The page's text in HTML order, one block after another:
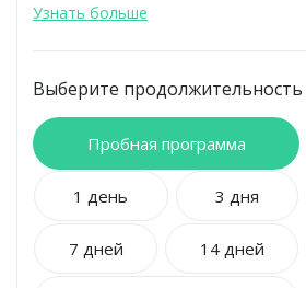
чернослив), сахар, картофель,
Блюда от шеф-повара,
Все необходимые полезные
Баланс белков, жиров и углеводов.
Подбор рациона по вашим
Функционально-лечебный протокол
лечения и профилактики сахарного
нарушение обмена веществ у
Узнать больше
Выберите
Пробная программа
1 день 3 дня
7 дней 14 дней